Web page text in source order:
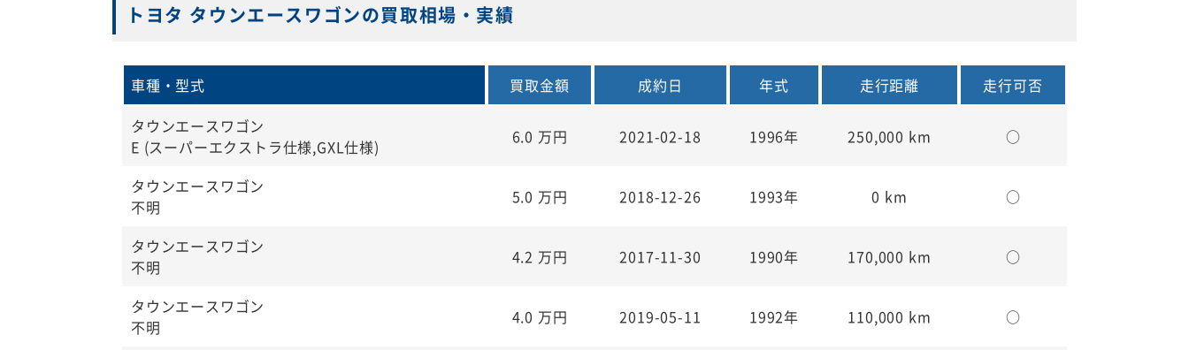
トヨタ タウンエースワゴンの買取相場・実績
車種・型式 買取金額 成約日 年式 走行距離
走行可否
タウンエースワゴン
E (スーパーエクストラ仕様,GXL仕様)
6.0 万円 2021-02-18 1996年 250,000 km ○
タウンエースワゴン
不明
5.0 万円 2018-12-26 1993年 0 km ○
タウンエースワゴン
不明
4.2 万円 2017-11-30 1990年 170,000 km ○
タウンエースワゴン
不明
4.0 万円 2019-05-11 1992年 110,000 km ○